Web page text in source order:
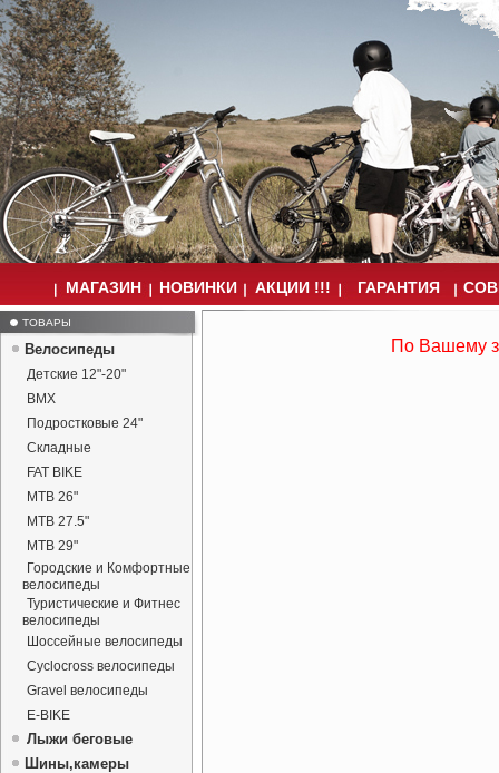
МАГАЗИН НОВИНКИ АКЦИИ !!! ГАРАНТИЯ
ТОВАРЫ
Велосипеды
Детские 12"-20"
BMX
Подростковые 24"
Складные
FAT BIKE
MTB 26"
MTB 27.5"
MTB 29"
Городские и Комфортные
велосипеды
Туристические и Фитнес
велосипеды
Шоссейные велосипеды
Cyclocross велосипеды
Gravel велосипеды
E-BIKE
Лыжи беговые
Шины,камеры
По Вашему